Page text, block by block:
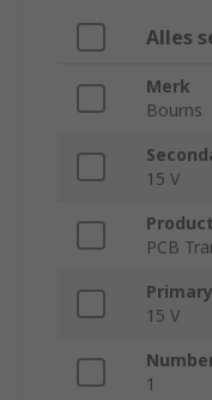
Alles
Merk
Bourns
15 V
PCB
15 V
1